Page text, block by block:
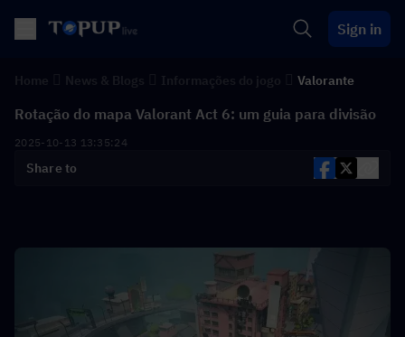
Sign in
Valorante
Rotação do mapa Valorant Act 6: um guia para divisão
2025-10-13 13:35:24
Share to